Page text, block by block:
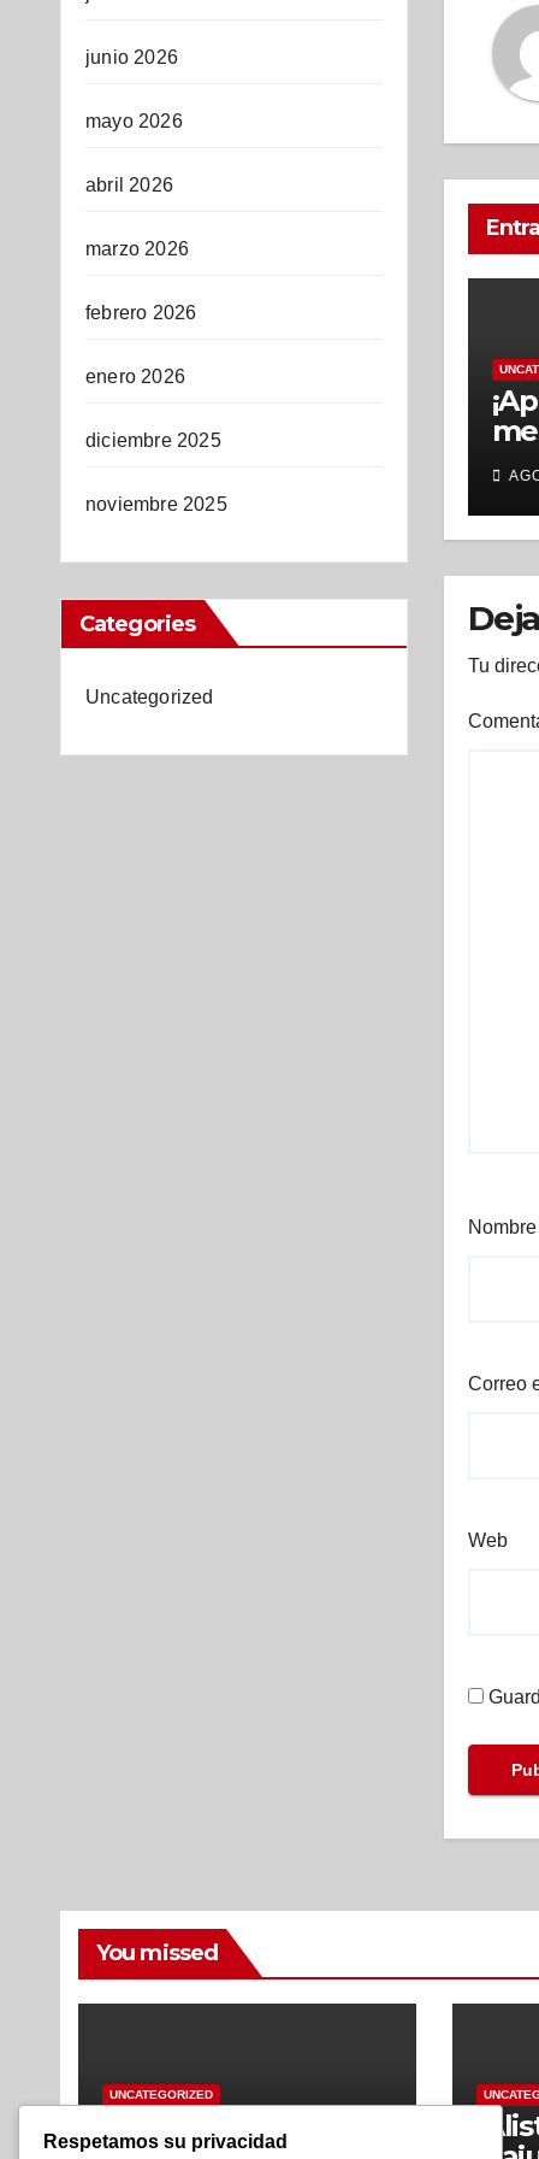
junio 2026
mayo 2026
abril 2026
marzo 2026
febrero 2026
enero 2026
diciembre 2025
noviembre 2025
Categories
Uncategorized
Tu
Nombre
Correo
Web
You missed
UNCATEGORIZED
¡Aproveche! En su
Respetamos su privacidad